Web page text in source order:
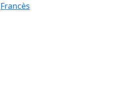
Francès